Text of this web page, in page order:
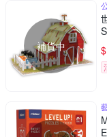
補貨中
$